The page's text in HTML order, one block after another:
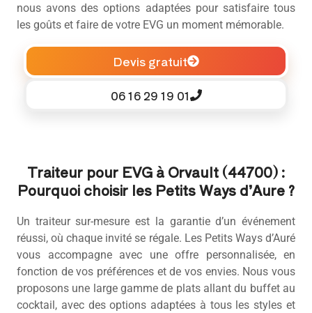
nous avons des options adaptées pour satisfaire tous
les goûts et faire de votre EVG un moment mémorable.
Devis gratuit
06 16 29 19 01
Traiteur pour EVG à Orvault (44700) :
Pourquoi choisir les Petits Ways d’Aure ?
Un traiteur sur-mesure est la garantie d’un événement
réussi, où chaque invité se régale. Les Petits Ways d’Auré
vous accompagne avec une offre personnalisée, en
fonction de vos préférences et de vos envies. Nous vous
proposons une large gamme de plats allant du buffet au
cocktail, avec des options adaptées à tous les styles et